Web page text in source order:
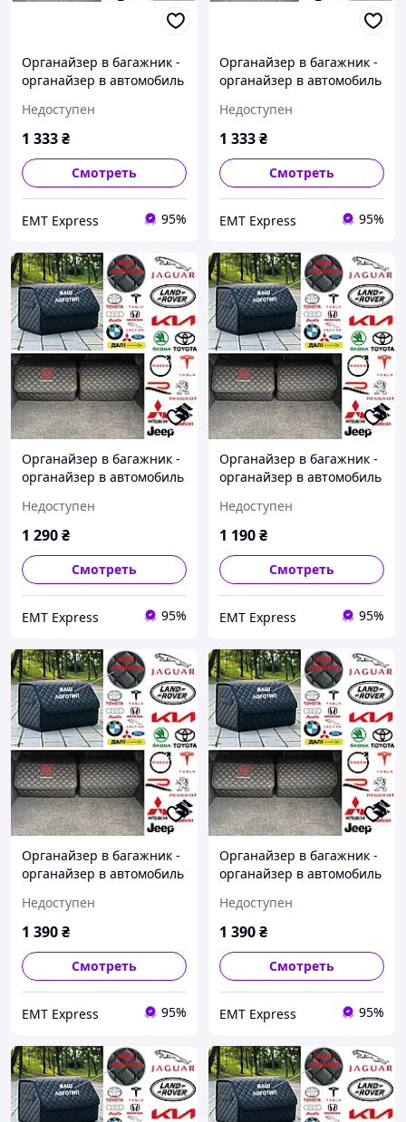
Органайзер в багажник -
органайзер в автомобиль
Цвет Черный, Размер
30х65х30
Недоступен
1 333₴
Смотреть
EМT Express 95%
Органайзер в багажник -
органайзер в автомобиль
Цвет Черный, Размер
30х65х30
Недоступен
1 333₴
Смотреть
EМT Express 95%
Органайзер в багажник -
органайзер в автомобиль
Цвет Черный, Размер
30х65х30 35, Черный,
Недоступен
1 290₴
Смотреть
EМT Express 95%
Органайзер в багажник -
органайзер в автомобиль
Цвет Черный, Размер
30х65х30 35, Черный, Без
Недоступен
1 190₴
Смотреть
EМT Express 95%
Органайзер в багажник -
органайзер в автомобиль
Цвет Черный, Размер
30х65х30 35, Черный,
Напишіть або
зателефонуйте )
Недоступен
1 390₴
Смотреть
EМT Express 95%
Органайзер в багажник -
органайзер в автомобиль
Цвет Черный, Размер
30х65х30 35,
Вышитый
Недоступен
1 390₴
Смотреть
EМT Express 95%